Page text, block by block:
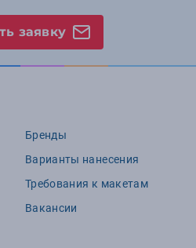
заявку
Бренды
Варианты нанесения
Требования к макетам
Вакансии